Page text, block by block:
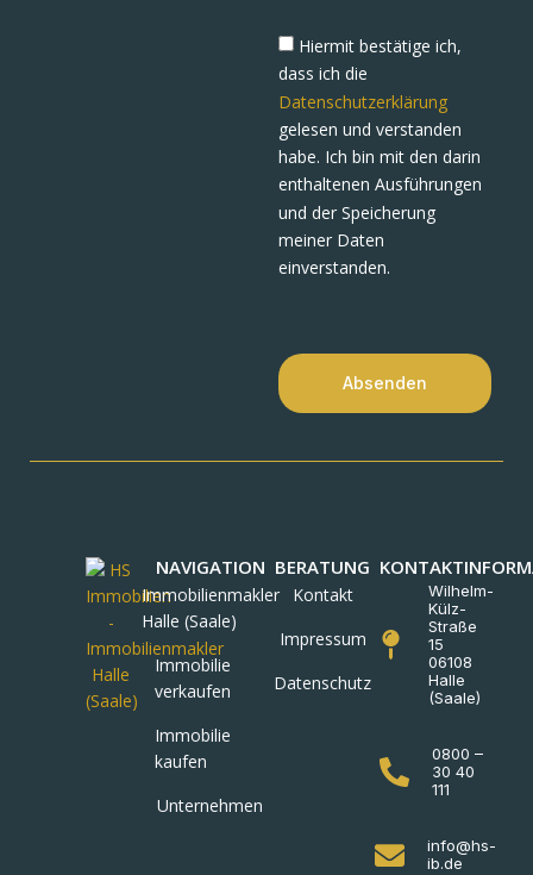
Hiermit bestätige ich,
dass ich die
Datenschutzerklärung
gelesen und verstanden
habe. Ich bin mit den darin
enthaltenen Ausführungen
und der Speicherung
meiner Daten
einverstanden.
Absenden
NAVIGATION
Immobilienmakler
Halle (Saale)
Immobilie
verkaufen
Immobilie
kaufen
Unternehmen
BERATUNG
Kontakt
Impressum
Datenschutz
Wilhelm-
Külz-
Straße
15
06108
Halle
(Saale)
0800 –
30 40
111
info@hs-
ib.de